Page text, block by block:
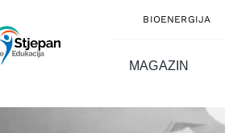
BIOENERGIJA
MAGAZIN